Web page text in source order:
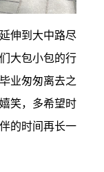
伸到大中路尽
大包小包的行
业匆匆离去之
笑，多希望时
的时间再长一